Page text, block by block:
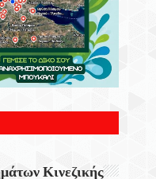
Επισκεπτών
Τουρισμό
Τον Σωτήρη
Κανακάκη
Κινεζικής